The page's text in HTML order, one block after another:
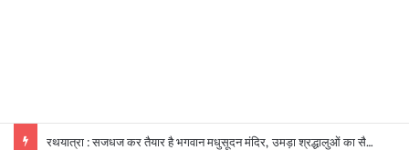
रथयात्रा : सजधज कर तैयार है भगवान मधुसूदन मंदिर, उमड़ा श्रद्धालुओं का सैलाब